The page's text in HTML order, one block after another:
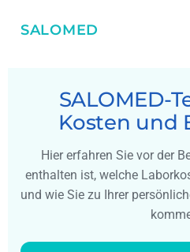
SALOMED
SALOMED-
Kosten und
Hier erfahren Sie vor der
enthalten ist, welche
und wie Sie zu Ihrer